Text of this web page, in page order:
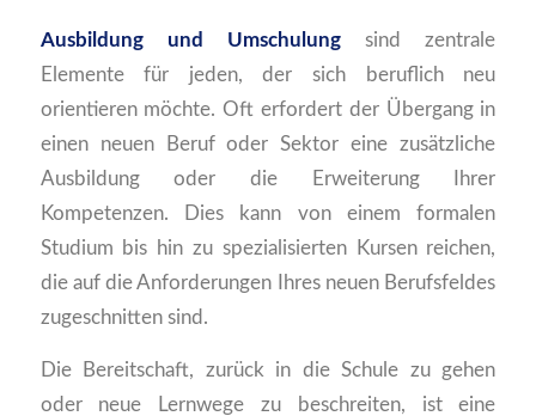
Ausbildung und Umschulung sind zentrale
Elemente für jeden, der sich beruflich neu
orientieren möchte. Oft erfordert der Übergang in
einen neuen Beruf oder Sektor eine zusätzliche
Ausbildung oder die Erweiterung Ihrer
Kompetenzen. Dies kann von einem formalen
Studium bis hin zu spezialisierten Kursen reichen,
die auf die Anforderungen Ihres neuen Berufsfeldes
zugeschnitten sind.
Die Bereitschaft, zurück in die Schule zu gehen
oder neue Lernwege zu beschreiten, ist eine